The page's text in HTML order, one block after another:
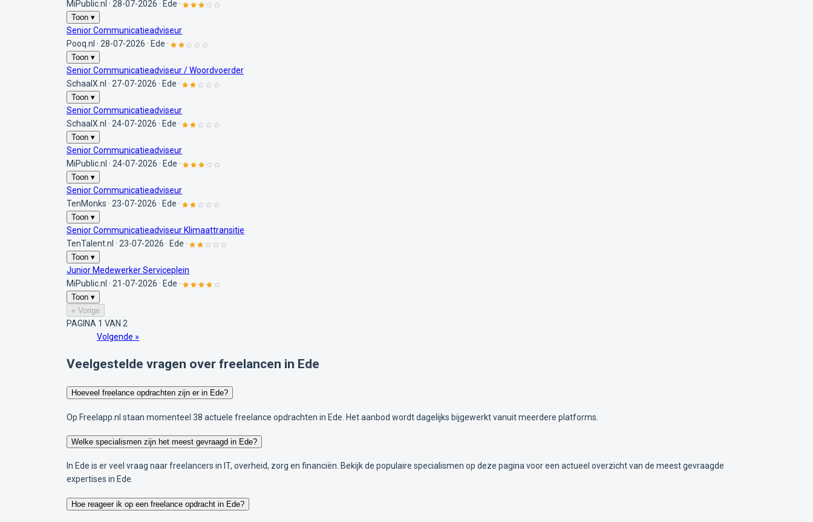
MiPublic.nl · 28-07-2026 · Ede ·
Toon ▾
Senior Communicatieadviseur
Pooq.nl · 28-07-2026 · Ede ·
Toon ▾
Senior Communicatieadviseur / Woordvoerder
SchaalX.nl · 27-07-2026 · Ede ·
Toon ▾
Senior Communicatieadviseur
SchaalX.nl · 24-07-2026 · Ede ·
Toon ▾
Senior Communicatieadviseur
MiPublic.nl · 24-07-2026 · Ede ·
Toon ▾
Senior Communicatieadviseur
TenMonks · 23-07-2026 · Ede ·
Toon ▾
Senior Communicatieadviseur Klimaattransitie
TenTalent.nl · 23-07-2026 · Ede ·
Toon ▾
Junior Medewerker Serviceplein
MiPublic.nl · 21-07-2026 · Ede ·
Toon ▾
« Vorige
PAGINA 1 VAN 2
Volgende »
Veelgestelde vragen over freelancen in Ede
Hoeveel freelance opdrachten zijn er in Ede?
Op Freelapp.nl staan momenteel 38 actuele freelance opdrachten in Ede. Het aanbod wordt dagelijks bijgewerkt vanuit meerdere platforms.
Welke specialismen zijn het meest gevraagd in Ede?
In Ede is er veel vraag naar freelancers in IT, overheid, zorg en financiën. Bekijk de populaire specialismen op deze pagina voor een actueel overzicht van de meest gevraagde
expertises in Ede.
Hoe reageer ik op een freelance opdracht in Ede?